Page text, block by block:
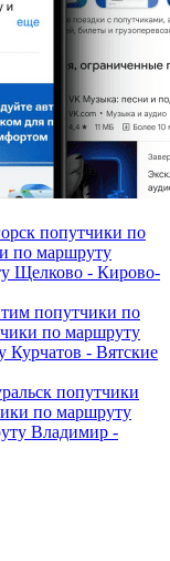
попутчики по
по маршруту
Щелково - Кирово-
попутчики по
по маршруту
Курчатов - Вятские
попутчики
по маршруту
Владимир -